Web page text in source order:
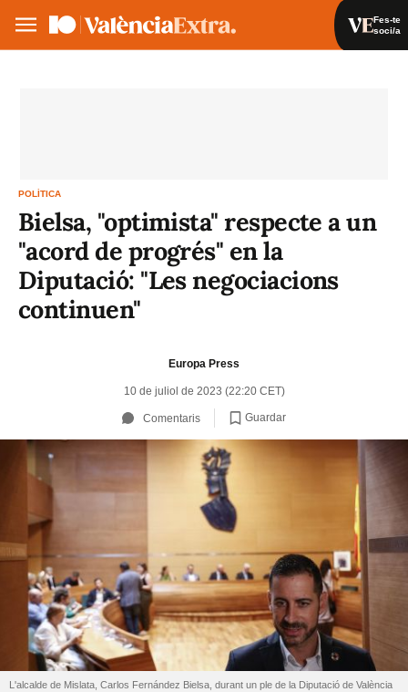
Fes-te
soci/a
POLÍTICA
Bielsa, "optimista" respecte a un
"acord de progrés" en la
Diputació: "Les negociacions
continuen"
Europa Press
10 de juliol de 2023 (22:20 CET)
Comentaris Guardar
L'alcalde de Mislata, Carlos Fernández Bielsa, durant un ple de la Diputació de València